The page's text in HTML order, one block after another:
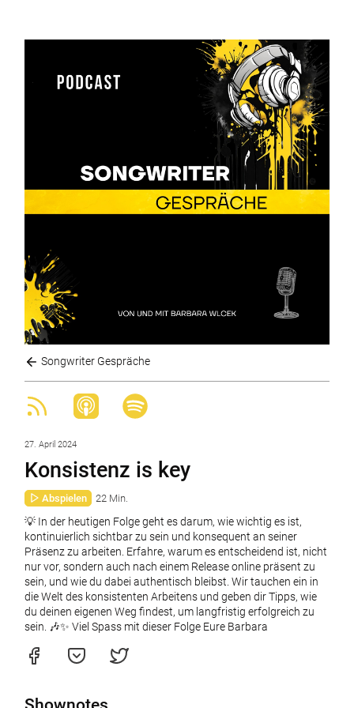
Songwriter Gespräche
27. April 2024
Konsistenz is key
Abspielen 22 Min.
💡 In der heutigen Folge geht es darum, wie wichtig es ist,
kontinuierlich sichtbar zu sein und konsequent an seiner
Präsenz zu arbeiten. Erfahre, warum es entscheidend ist, nicht
nur vor, sondern auch nach einem Release online präsent zu
sein, und wie du dabei authentisch bleibst. Wir tauchen ein in
die Welt des konsistenten Arbeitens und geben dir Tipps, wie
du deinen eigenen Weg findest, um langfristig erfolgreich zu
sein. 🎶✨ Viel Spass mit dieser Folge Eure Barbara